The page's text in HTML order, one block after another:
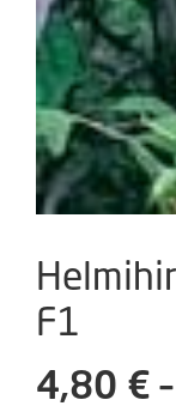
F1
4,80 € –